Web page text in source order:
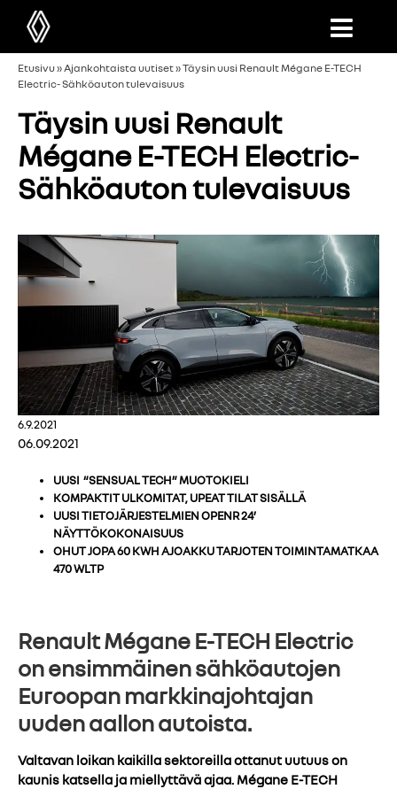
Etusivu»Ajankohtaista uutiset»Täysin uusi Renault Mégane E-TECH
Electric- Sähköauton tulevaisuus
Täysin uusi Renault
Mégane E-TECH Electric-
Sähköauton tulevaisuus
6.9.2021
06.09.2021
UUSI “SENSUAL TECH” MUOTOKIELI
KOMPAKTIT ULKOMITAT, UPEAT TILAT SISÄLLÄ
UUSI TIETOJÄRJESTELMIEN OPENR 24’
NÄYTTÖKOKONAISUUS
OHUT JOPA 60 KWH AJOAKKU TARJOTEN TOIMINTAMATKAA
470 WLTP
Renault Mégane E-TECH Electric
on ensimmäinen sähköautojen
Euroopan markkinajohtajan
uuden aallon autoista.
Valtavan loikan kaikilla sektoreilla ottanut uutuus on
kaunis katsella ja miellyttävä ajaa. Mégane E-TECH